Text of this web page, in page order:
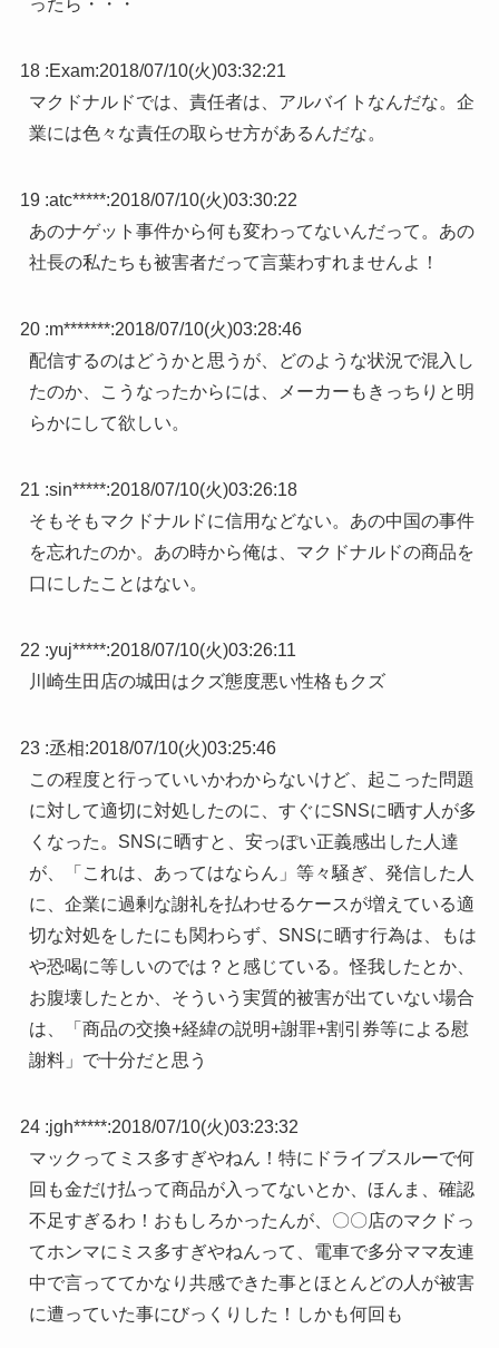
ったら・・・
18 :Exam:2018/07/10(火)03:32:21
マクドナルドでは、責任者は、アルバイトなんだな。企
業には色々な責任の取らせ方があるんだな。
19 :atc*****:2018/07/10(火)03:30:22
あのナゲット事件から何も変わってないんだって。あの
社長の私たちも被害者だって言葉わすれませんよ！
20 :m*******:2018/07/10(火)03:28:46
配信するのはどうかと思うが、どのような状況で混入し
たのか、こうなったからには、メーカーもきっちりと明
らかにして欲しい。
21 :sin*****:2018/07/10(火)03:26:18
そもそもマクドナルドに信用などない。あの中国の事件
を忘れたのか。あの時から俺は、マクドナルドの商品を
口にしたことはない。
22 :yuj*****:2018/07/10(火)03:26:11
川崎生田店の城田はクズ態度悪い性格もクズ
23 :丞相:2018/07/10(火)03:25:46
この程度と行っていいかわからないけど、起こった問題
に対して適切に対処したのに、すぐにSNSに晒す人が多
くなった。SNSに晒すと、安っぽい正義感出した人達
が、「これは、あってはならん」等々騒ぎ、発信した人
に、企業に過剰な謝礼を払わせるケースが増えている適
切な対処をしたにも関わらず、SNSに晒す行為は、もは
や恐喝に等しいのでは？と感じている。怪我したとか、
お腹壊したとか、そういう実質的被害が出ていない場合
は、「商品の交換+経緯の説明+謝罪+割引券等による慰
謝料」で十分だと思う
24 :jgh*****:2018/07/10(火)03:23:32
マックってミス多すぎやねん！特にドライブスルーで何
回も金だけ払って商品が入ってないとか、ほんま、確認
不足すぎるわ！おもしろかったんが、〇〇店のマクドっ
てホンマにミス多すぎやねんって、電車で多分ママ友連
中で言っててかなり共感できた事とほとんどの人が被害
に遭っていた事にびっくりした！しかも何回も